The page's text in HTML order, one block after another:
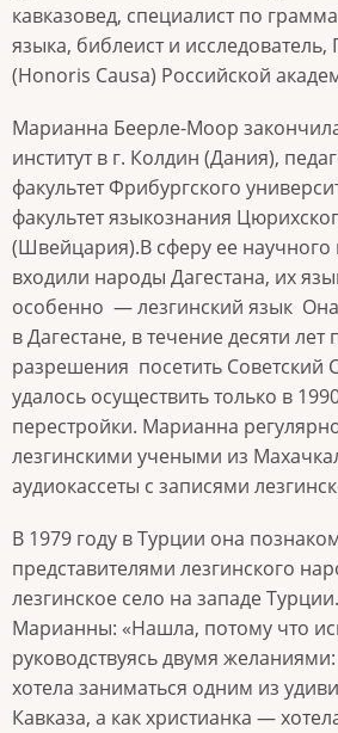
кавказовед, специалист по
языка, библеист и
(Honoris Causa) Российской
Марианна Беерле-Моор
институт в г. Колдин (Дания),
факультет Фрибургского
факультет языкознания
(Швейцария).В сферу ее
входили народы Дагестана, их
особенно — лезгинский язык
в Дагестане, в течение десяти лет
разрешения посетить Советский
удалось осуществить только в
перестройки. Марианна
лезгинскими учеными из
аудиокассеты с записями
В 1979 году в Турции она
представителями лезгинского
лезгинское село на западе
Марианны: «Нашла, потому что
руководствуясь двумя желаниями:
хотела заниматься одним из
Кавказа, а как христианка —